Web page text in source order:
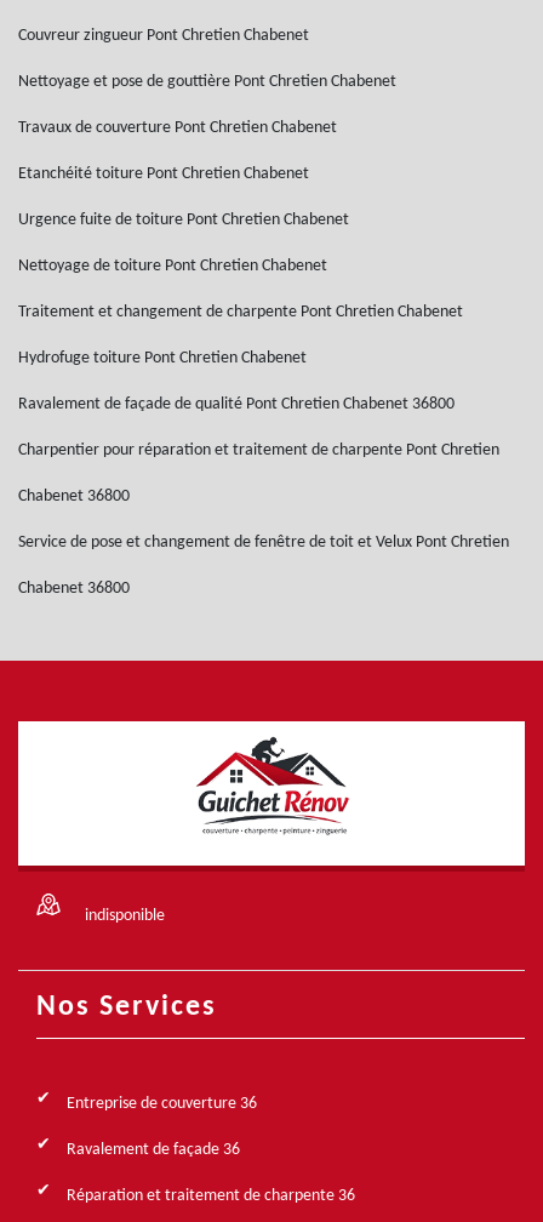
Couvreur zingueur Pont Chretien Chabenet
Nettoyage et pose de gouttière Pont Chretien Chabenet
Travaux de couverture Pont Chretien Chabenet
Etanchéité toiture Pont Chretien Chabenet
Urgence fuite de toiture Pont Chretien Chabenet
Nettoyage de toiture Pont Chretien Chabenet
Traitement et changement de charpente Pont Chretien Chabenet
Hydrofuge toiture Pont Chretien Chabenet
Ravalement de façade de qualité Pont Chretien Chabenet 36800
Charpentier pour réparation et traitement de charpente Pont Chretien
Chabenet 36800
Service de pose et changement de fenêtre de toit et Velux Pont Chretien
Chabenet 36800
indisponible
Nos Services
Entreprise de couverture 36
Ravalement de façade 36
Réparation et traitement de charpente 36